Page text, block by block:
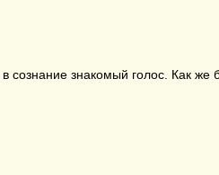
знакомый голос. Как же